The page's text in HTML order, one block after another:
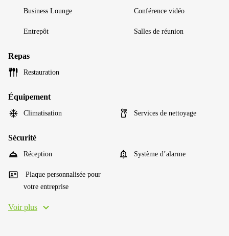
Business Lounge Conférence vidéo
Entrepôt Salles de réunion
Repas
Restauration
Équipement
Climatisation Services de nettoyage
Sécurité
Réception Système d’alarme
Plaque personnalisée pour
votre entreprise
Voir plus